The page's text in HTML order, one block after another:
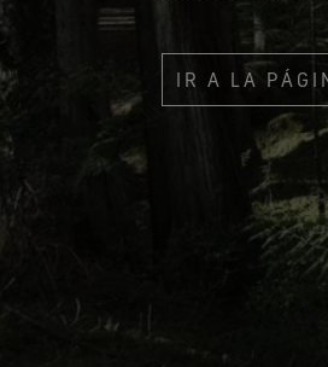
IR A LA